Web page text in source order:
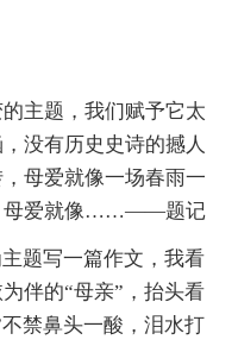
主题，我们赋予它太
没有历史史诗的撼人
母爱就像一场春雨一
母爱就像……——题记
题写一篇作文，我看
伴的“母亲”，抬头看
禁鼻头一酸，泪水打